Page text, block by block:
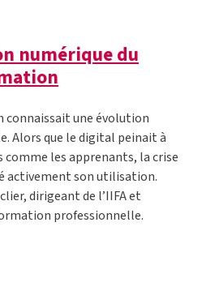
numérique du
connaissait une évolution
Alors que le digital peinait à
les apprenants, la crise
activement son utilisation.
dirigeant de l’IIFA et
professionnelle.